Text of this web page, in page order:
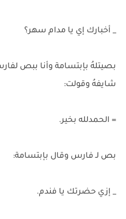
_ أخبارك إي يا مدام سهر؟
بصيتلهُ بإبتسامة وأنا ببص
شايفهُ وقولت:
= الحمدلله بخير.
بص لـ فارس وقال بإبتسامة:
_ إزي حضرتك يا فندم.